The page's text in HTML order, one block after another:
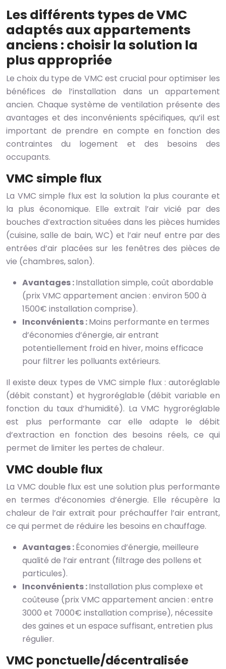
Les différents types de VMC
adaptés aux appartements
anciens : choisir la solution la
plus appropriée
Le choix du type de VMC est crucial pour optimiser les
bénéfices de l’installation dans un appartement
ancien. Chaque système de ventilation présente des
avantages et des inconvénients spécifiques, qu’il est
important de prendre en compte en fonction des
contraintes du logement et des besoins des
occupants.
VMC simple flux
La VMC simple flux est la solution la plus courante et
la plus économique. Elle extrait l’air vicié par des
bouches d’extraction situées dans les pièces humides
(cuisine, salle de bain, WC) et l’air neuf entre par des
entrées d’air placées sur les fenêtres des pièces de
vie (chambres, salon).
Avantages :Installation simple, coût abordable
(prix VMC appartement ancien : environ 500 à
1500€ installation comprise).
Inconvénients :Moins performante en termes
d’économies d’énergie, air entrant
potentiellement froid en hiver, moins efficace
pour filtrer les polluants extérieurs.
Il existe deux types de VMC simple flux : autoréglable
(débit constant) et hygroréglable (débit variable en
fonction du taux d’humidité). La VMC hygroréglable
est plus performante car elle adapte le débit
d’extraction en fonction des besoins réels, ce qui
permet de limiter les pertes de chaleur.
VMC double flux
La VMC double flux est une solution plus performante
en termes d’économies d’énergie. Elle récupère la
chaleur de l’air extrait pour préchauffer l’air entrant,
ce qui permet de réduire les besoins en chauffage.
Avantages :Économies d’énergie, meilleure
qualité de l’air entrant (filtrage des pollens et
particules).
Inconvénients :Installation plus complexe et
coûteuse (prix VMC appartement ancien : entre
3000 et 7000€ installation comprise), nécessite
des gaines et un espace suffisant, entretien plus
régulier.
VMC ponctuelle/décentralisée